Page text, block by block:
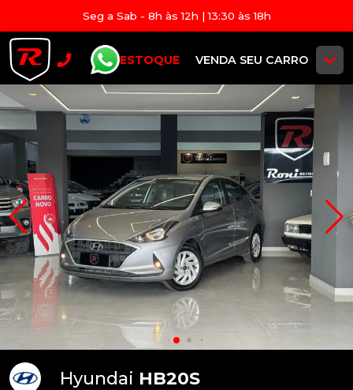
Seg a Sab - 8h às 12h | 13:30 às 18h
ESTOQUE VENDA SEU CARRO
Hyundai HB20S